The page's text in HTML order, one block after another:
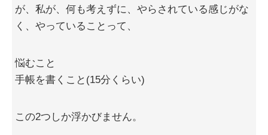
が、私が、何も考えずに、やらされている感じがな
く、やっていることって、
悩むこと
手帳を書くこと(15分くらい)
この2つしか浮かびません。